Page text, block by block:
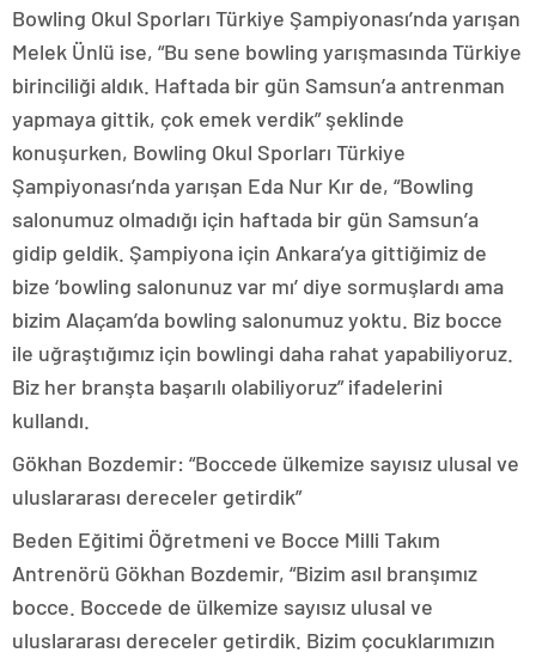
Bowling Okul Sporları Türkiye Şampiyonası’nda yarışan
Melek Ünlü ise, “Bu sene bowling yarışmasında Türkiye
birinciliği aldık. Haftada bir gün Samsun’a antrenman
yapmaya gittik, çok emek verdik” şeklinde
konuşurken, Bowling Okul Sporları Türkiye
Şampiyonası’nda yarışan Eda Nur Kır de, “Bowling
salonumuz olmadığı için haftada bir gün Samsun’a
gidip geldik. Şampiyona için Ankara’ya gittiğimiz de
bize ‘bowling salonunuz var mı’ diye sormuşlardı ama
bizim Alaçam’da bowling salonumuz yoktu. Biz bocce
ile uğraştığımız için bowlingi daha rahat yapabiliyoruz.
Biz her branşta başarılı olabiliyoruz” ifadelerini
kullandı.
Gökhan Bozdemir: “Boccede ülkemize sayısız ulusal ve
uluslararası dereceler getirdik”
Beden Eğitimi Öğretmeni ve Bocce Milli Takım
Antrenörü Gökhan Bozdemir, “Bizim asıl branşımız
bocce. Boccede de ülkemize sayısız ulusal ve
uluslararası dereceler getirdik. Bizim çocuklarımızın